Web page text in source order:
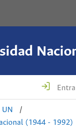
/
(1944 - 1992)